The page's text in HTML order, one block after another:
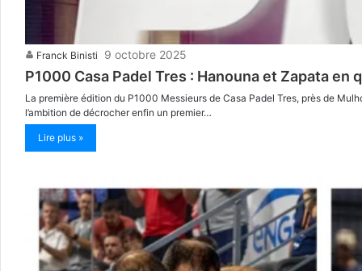
Franck Binisti 9 octobre 2025
P1000 Casa Padel Tres : Hanouna et Zapata en
La première édition du P1000 Messieurs de Casa Padel Tres, près de
l’ambition de décrocher enfin un premier…
Lire plus »